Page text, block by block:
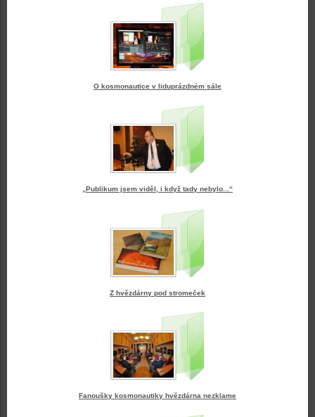
O kosmonautice v liduprázdném sále
„Publikum jsem viděl, i když tady nebylo...“
Z hvězdárny pod stromeček
Fanoušky kosmonautiky hvězdárna nezklame